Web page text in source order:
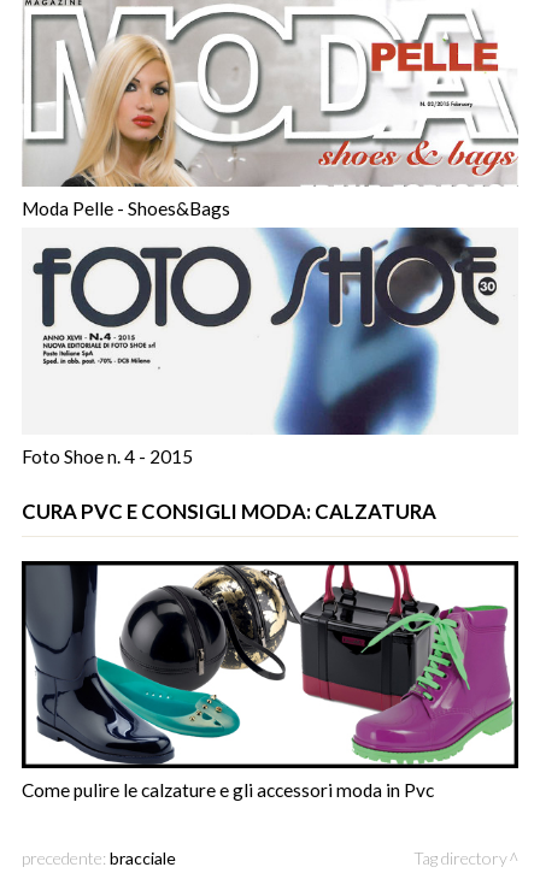
Moda Pelle - Shoes&Bags
Foto Shoe n. 4 - 2015
CURA PVC E CONSIGLI MODA: CALZATURA
Come pulire le calzature e gli accessori moda in Pvc
precedente: bracciale
Tag directory